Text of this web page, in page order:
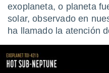
y
forma
digital
basada
exoplaneta, o planeta
solar, observado en
ha llamado la atención